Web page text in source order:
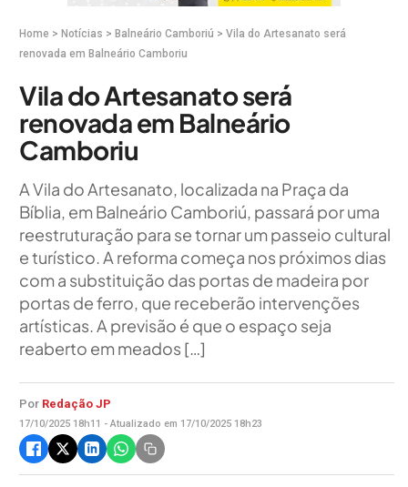
Home > Notícias > Balneário Camboriú > Vila do Artesanato será
renovada em Balneário Camboriu
Vila do Artesanato será
renovada em Balneário
Camboriu
A Vila do Artesanato, localizada na Praça da
Bíblia, em Balneário Camboriú, passará por uma
reestruturação para se tornar um passeio cultural
e turístico. A reforma começa nos próximos dias
com a substituição das portas de madeira por
portas de ferro, que receberão intervenções
artísticas. A previsão é que o espaço seja
reaberto em meados […]
Por Redação JP
17/10/2025 18h11 - Atualizado em 17/10/2025 18h23